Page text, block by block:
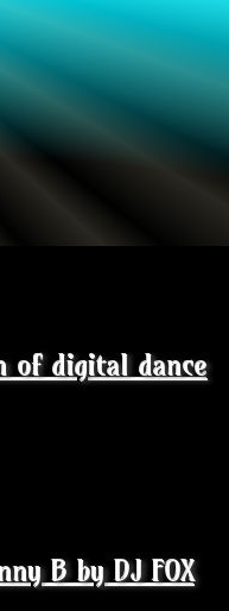
of digital dance
B by DJ FOX